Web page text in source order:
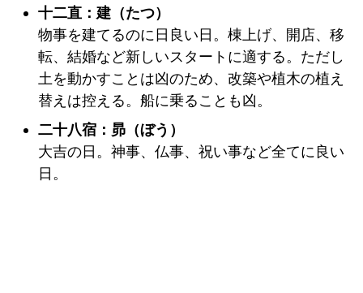
十二直：建（たつ）
物事を建てるのに日良い日。棟上げ、開店、移
転、結婚など新しいスタートに適する。ただし
土を動かすことは凶のため、改築や植木の植え
替えは控える。船に乗ることも凶。
二十八宿：昴（ぼう）
大吉の日。神事、仏事、祝い事など全てに良い
日。